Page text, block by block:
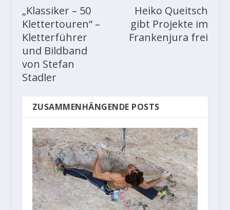
„Klassiker – 50
Klettertouren“ –
Kletterführer
und Bildband
von Stefan
Stadler
Heiko Queitsch
gibt Projekte im
Frankenjura frei
ZUSAMMENHÄNGENDE POSTS